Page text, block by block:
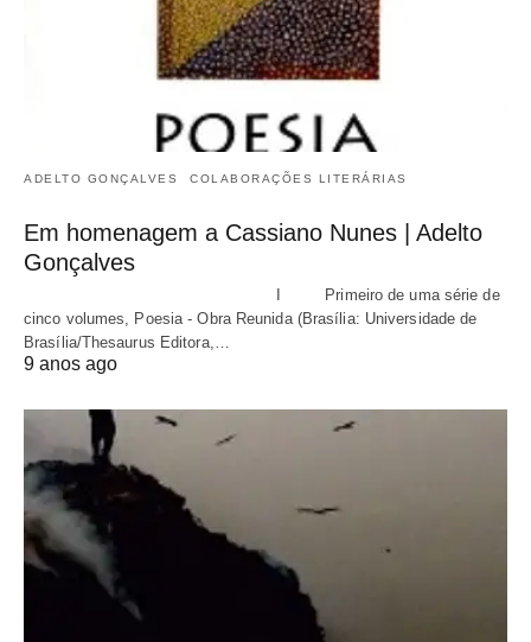
ADELTO GONÇALVES COLABORAÇÕES LITERÁRIAS
Em homenagem a Cassiano Nunes | Adelto
Gonçalves
I Primeiro de uma série de
cinco volumes, Poesia - Obra Reunida (Brasília: Universidade de
Brasília/Thesaurus Editora,…
9 anos ago